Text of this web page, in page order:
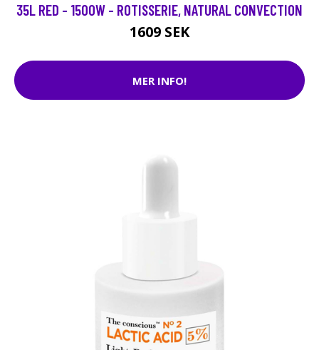
35L RED - 1500W - ROTISSERIE, NATURAL CONVECTION
1609 SEK
MER INFO!